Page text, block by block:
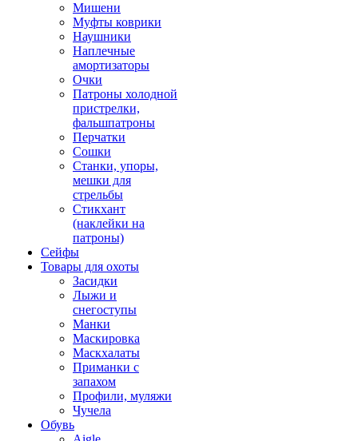
Мишени
Муфты коврики
Наушники
Наплечные
амортизаторы
Очки
Патроны холодной
пристрелки,
фальшпатроны
Перчатки
Сошки
Станки, упоры,
мешки для
стрельбы
Стикхант
(наклейки на
патроны)
Сейфы
Товары для охоты
Засидки
Лыжи и
снегоступы
Манки
Маскировка
Маскхалаты
Приманки с
запахом
Профили, муляжи
Чучела
Обувь